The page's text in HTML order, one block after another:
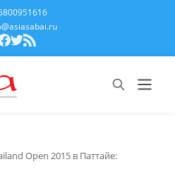
Open 2015 в Паттайе: